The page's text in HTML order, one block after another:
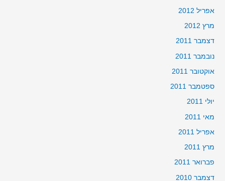
אפריל 2012
מרץ 2012
דצמבר 2011
נובמבר 2011
אוקטובר 2011
ספטמבר 2011
יולי 2011
מאי 2011
אפריל 2011
מרץ 2011
פברואר 2011
דצמבר 2010